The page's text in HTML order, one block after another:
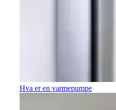
Hva er en varmepumpe